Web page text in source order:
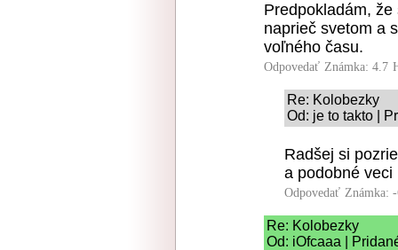
Predpokladám,
naprieč svetom a
voľného času.
Odpovedať Známka: 4.7
Re: Kolobezky
Od: je to takto |
Radšej si
a podobné veci
Odpovedať Známka:
Re: Kolobezky
Od: iOfcaaa |